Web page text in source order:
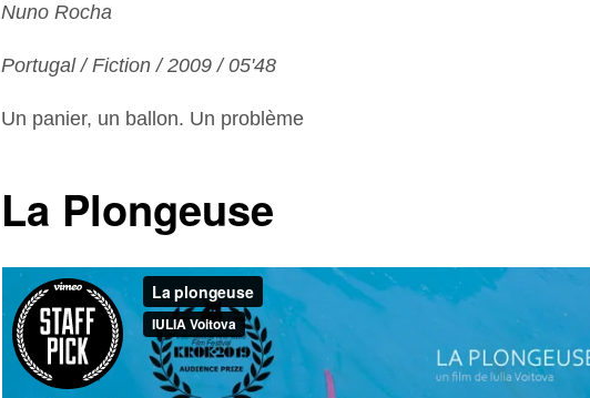
Nuno Rocha
Portugal / Fiction / 2009 / 05'48
Un panier, un ballon. Un problème
La Plongeuse